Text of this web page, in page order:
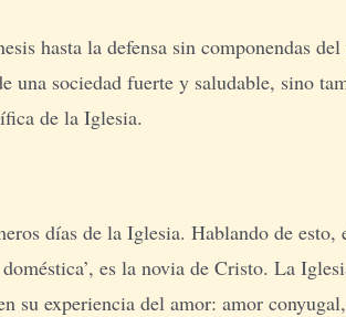
hasta la defensa sin componendas
sociedad fuerte y saludable, sino
de la Iglesia.
días de la Iglesia. Hablando de esto,
es la novia de Cristo. La
su experiencia del amor: amor